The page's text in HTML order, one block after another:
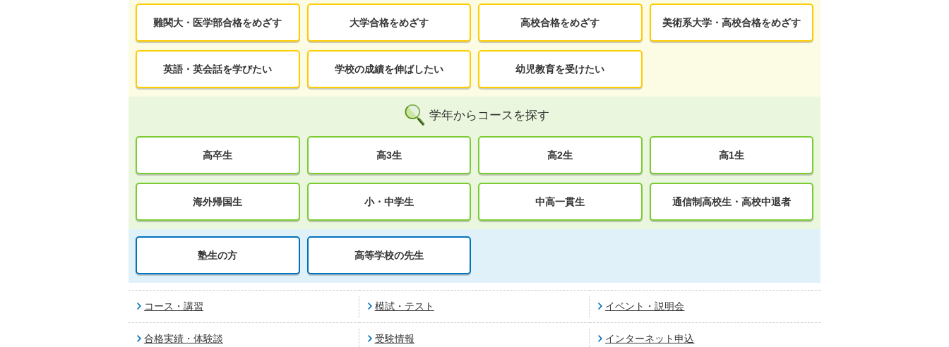
難関大・医学部合格をめざす 大学合格をめざす 高校合格をめざす 美術系大学・高校合格をめざす
英語・英会話を学びたい 学校の成績を伸ばしたい 幼児教育を受けたい
学年からコースを探す
高卒生 高3生 高2生 高1生
海外帰国生 小・中学生 中高一貫生 通信制高校生・高校中退者
塾生の方 高等学校の先生
コース・講習 模試・テスト イベント・説明会
合格実績・体験談 受験情報 インターネット申込